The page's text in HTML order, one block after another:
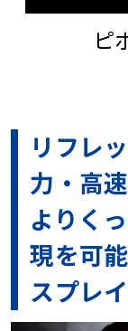
ピ
リフレ
力・高
よりく
現を可
スプレイ